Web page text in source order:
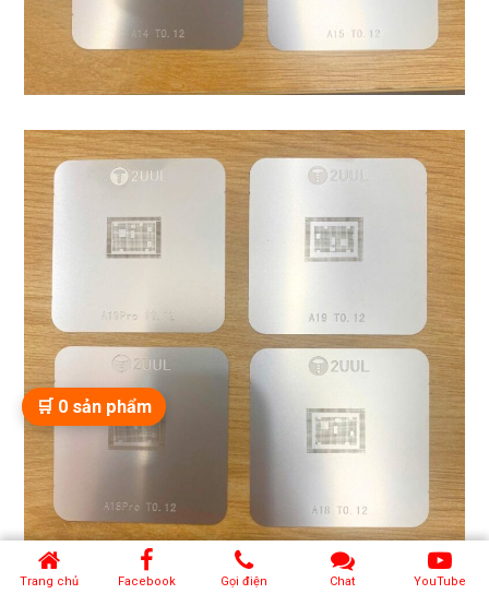
Trang chủ Facebook Gọi điện Chat YouTube
🛒 0 sản phẩm